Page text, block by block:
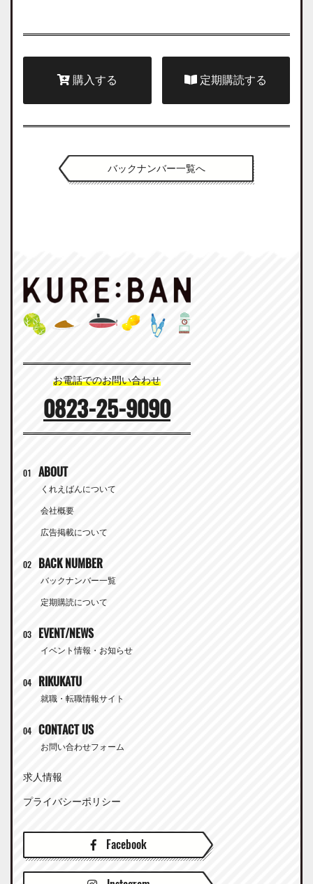
購入する 定期購読する
バックナンバー一覧へ
お電話でのお問い合わせ
0823-25-9090
01 ABOUT
くれえばんについて
会社概要
広告掲載について
02 BACK NUMBER
バックナンバー一覧
定期購読について
03 EVENT/NEWS
イベント情報・お知らせ
04 RIKUKATU
就職・転職情報サイト
04 CONTACT US
お問い合わせフォーム
求人情報
プライバシーポリシー
Facebook